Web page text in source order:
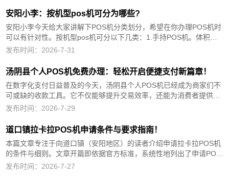
安阳小李：按机型pos机可分为哪些?
安阳小李今天给大家讲解下POS机分类划分，希望在你办理POS机时
可以有针对性。按机型pos机可分以下几类：1.手持POS机。体积较
小，移动方便，能以单键快速操作，不必死记及输入多位货号。2.台
发布时间：2026-7-31
汤阴县个人POS机免费办理：轻松开启便捷支付新篇章！
在数字化支付日益普及的今天，汤阴县个人POS机已经成为商家们不
可或缺的收款工具。它不仅能够提升交易效率，还能为消费者提供更
加便捷的支付体验。本文将详细介绍汤阴县个人POS机免费办理的流
机，...
发布时间：2026-7-29
道口镇拉卡拉POS机申请条件与要求指南！
本篇文章专注于向道口镇（安阳地区）的读者介绍申请拉卡拉POS机
的条件与细则。文章开篇即依据官方标准，系统性地列出了申请POS
机所必需的各项条件，并对其进行逐条细致解析。随后，我们从四个
发布时间：2026-7-27